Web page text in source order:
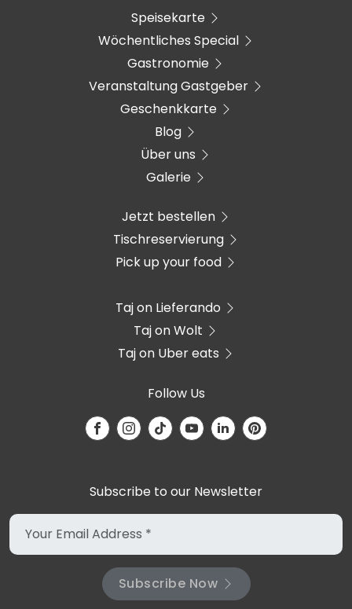
Speisekarte
Wöchentliches Special
Gastronomie
Veranstaltung Gastgeber
Geschenkkarte
Blog
Über uns
Galerie
Jetzt bestellen
Tischreservierung
Pick up your food
Taj on Lieferando
Taj on Wolt
Taj on Uber eats
Follow Us
Subscribe to our Newsletter
Subscribe Now